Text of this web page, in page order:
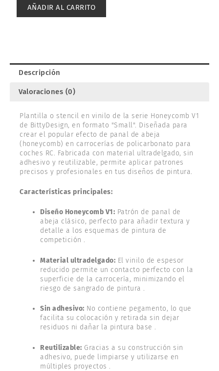
PINTURA
cantidad
AÑADIR AL CARRITO
Descripción
Valoraciones (0)
Plantilla o stencil en vinilo de la serie Honeycomb V1
de BittyDesign, en formato "Small". Diseñada para
crear el popular efecto de panal de abeja
(honeycomb) en carrocerías de policarbonato para
coches RC. Fabricada con material ultradelgado, sin
adhesivo y reutilizable, permite aplicar patrones
precisos y profesionales en tus diseños de pintura.
Características principales:
Diseño Honeycomb V1: Patrón de panal de
abeja clásico, perfecto para añadir textura y
detalle a los esquemas de pintura de
competición .
Material ultradelgado: El vinilo de espesor
reducido permite un contacto perfecto con la
superficie de la carrocería, minimizando el
riesgo de sangrado de pintura .
Sin adhesivo: No contiene pegamento, lo que
facilita su colocación y retirada sin dejar
residuos ni dañar la pintura base .
Reutilizable: Gracias a su construcción sin
adhesivo, puede limpiarse y utilizarse en
múltiples proyectos .